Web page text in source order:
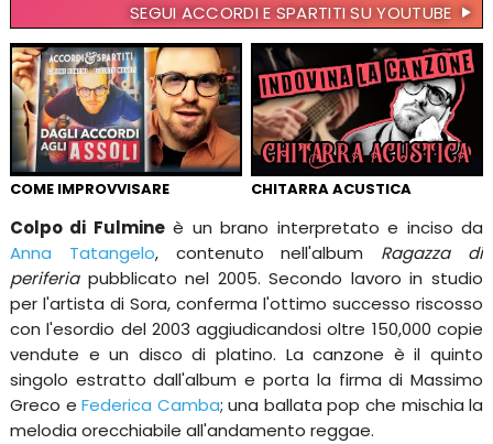
SEGUI ACCORDI E SPARTITI SU YOUTUBE
COME IMPROVVISARE CHITARRA ACUSTICA
Colpo di Fulmineè un brano interpretato e inciso da
Anna Tatangelo, contenuto nell'album Ragazza di
periferiapubblicato nel 2005. Secondo lavoro in studio
per l'artista di Sora, conferma l'ottimo successo riscosso
con l'esordio del 2003 aggiudicandosi oltre 150,000 copie
vendute e un disco di platino. La canzone è il quinto
singolo estratto dall'album e porta la firma di Massimo
Greco eFederica Camba; una ballata pop che mischia la
melodia orecchiabile all'andamento reggae.